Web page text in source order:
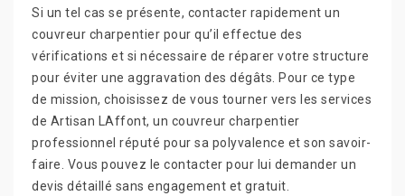
Si un tel cas se présente, contacter rapidement un
couvreur charpentier pour qu’il effectue des
vérifications et si nécessaire de réparer votre structure
pour éviter une aggravation des dégâts. Pour ce type
de mission, choisissez de vous tourner vers les services
de Artisan LAffont, un couvreur charpentier
professionnel réputé pour sa polyvalence et son savoir-
faire. Vous pouvez le contacter pour lui demander un
devis détaillé sans engagement et gratuit.